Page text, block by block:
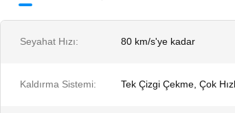
Seyahat Hızı: 80 km/s'ye kadar
Kaldırma Sistemi: Tek Çizgi Çekme, Çok